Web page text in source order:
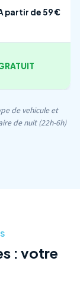
partir de 59 €
de vehicule et
de nuit (22h-6h)
: votre